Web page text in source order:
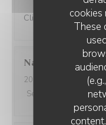
cookies
These
Client fidèle et jamais
Nathalie
2025-10-20
- 12:00 -
Service
Ambiance